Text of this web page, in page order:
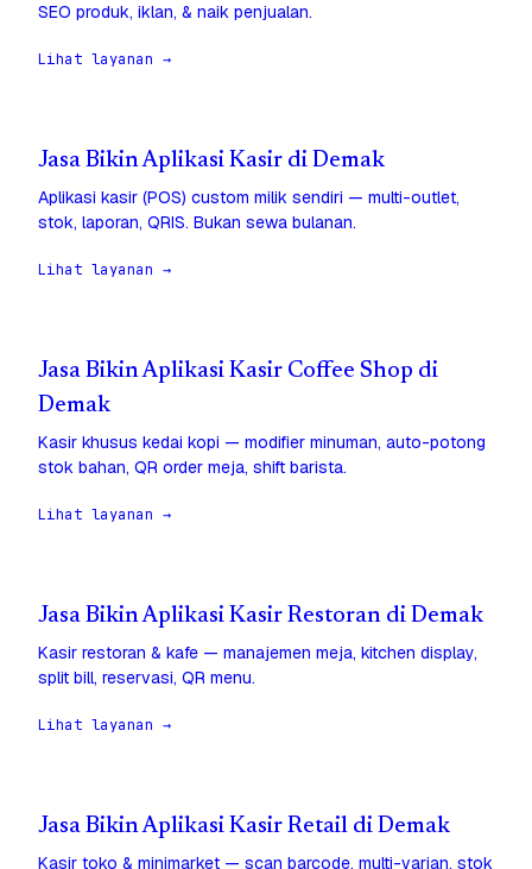
SEO produk, iklan, & naik penjualan.
Lihat layanan →
Jasa Bikin Aplikasi Kasir di Demak
Aplikasi kasir (POS) custom milik sendiri — multi-outlet,
stok, laporan, QRIS. Bukan sewa bulanan.
Lihat layanan →
Jasa Bikin Aplikasi Kasir Coffee Shop di
Demak
Kasir khusus kedai kopi — modifier minuman, auto-potong
stok bahan, QR order meja, shift barista.
Lihat layanan →
Jasa Bikin Aplikasi Kasir Restoran di Demak
Kasir restoran & kafe — manajemen meja, kitchen display,
split bill, reservasi, QR menu.
Lihat layanan →
Jasa Bikin Aplikasi Kasir Retail di Demak
Kasir toko & minimarket — scan barcode, multi-varian, stok